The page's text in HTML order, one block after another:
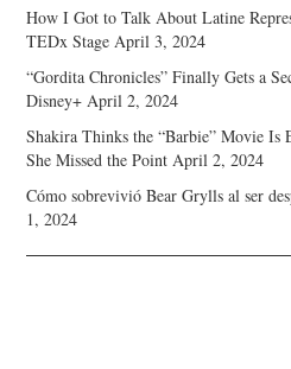
How I Got to Talk About Latine
TEDx Stage April 3, 2024
“Gordita Chronicles” Finally Gets a
Disney+ April 2, 2024
Shakira Thinks the “Barbie” Movie Is
She Missed the Point April 2, 2024
Cómo sobrevivió Bear Grylls al ser
1, 2024